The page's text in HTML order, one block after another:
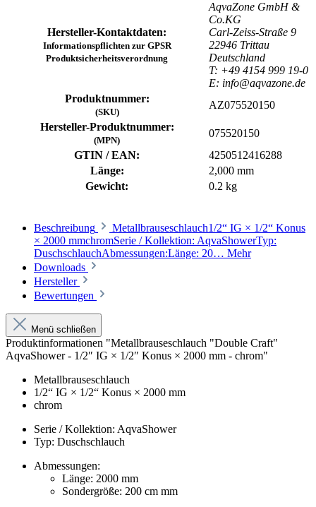
Hersteller-Kontaktdaten:
Informationspflichten zur GPSR
Produktsicherheitsverordnung
AqvaZone GmbH &
Co.KG
Carl-Zeiss-Straße 9
22946 Trittau
Deutschland
T: +49 4154 999 19-0
E: info@aqvazone.de
Produktnummer:
(SKU)
AZ075520150
Hersteller-Produktnummer:
(MPN)
075520150
GTIN / EAN:
4250512416288
Länge:
2,000 mm
Gewicht:
0.2 kg
Beschreibung
Metallbrauseschlauch1/2“ IG × 1/2“ Konus
× 2000 mmchromSerie / Kollektion: AqvaShowerTyp:
DuschschlauchAbmessungen:Länge: 20… Mehr
Downloads
Hersteller
Bewertungen
Menü schließen
Produktinformationen "Metallbrauseschlauch "Double Craft"
AqvaShower - 1/2″ IG × 1/2″ Konus × 2000 mm - chrom"
Metallbrauseschlauch
1/2“ IG × 1/2“ Konus × 2000 mm
chrom
Serie / Kollektion: AqvaShower
Typ: Duschschlauch
Abmessungen:
Länge: 2000 mm
Sondergröße: 200 cm mm